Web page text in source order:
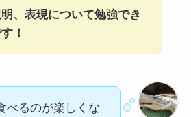
、表現について勉強でき
！
べるのが楽しくな